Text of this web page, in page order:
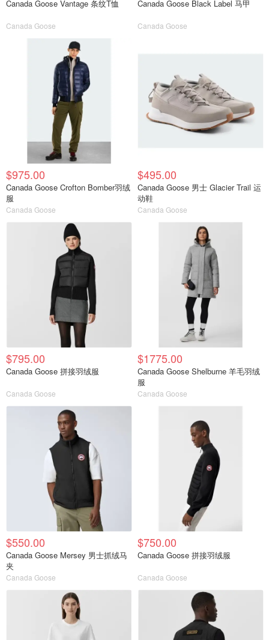
Canada Goose Vantage 条纹T恤
Canada Goose
Canada Goose Black Label 马甲
Canada Goose
$975.00
Canada Goose Crofton Bomber羽绒
服
Canada Goose
$495.00
Canada Goose 男士 Glacier Trail 运
动鞋
Canada Goose
$795.00
Canada Goose 拼接羽绒服
Canada Goose
$1775.00
Canada Goose Shelburne 羊毛羽绒
服
Canada Goose
$550.00
Canada Goose Mersey 男士抓绒马
夹
Canada Goose
$750.00
Canada Goose 拼接羽绒服
Canada Goose